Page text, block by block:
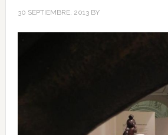
30 SEPTIEMBRE, 2013BY